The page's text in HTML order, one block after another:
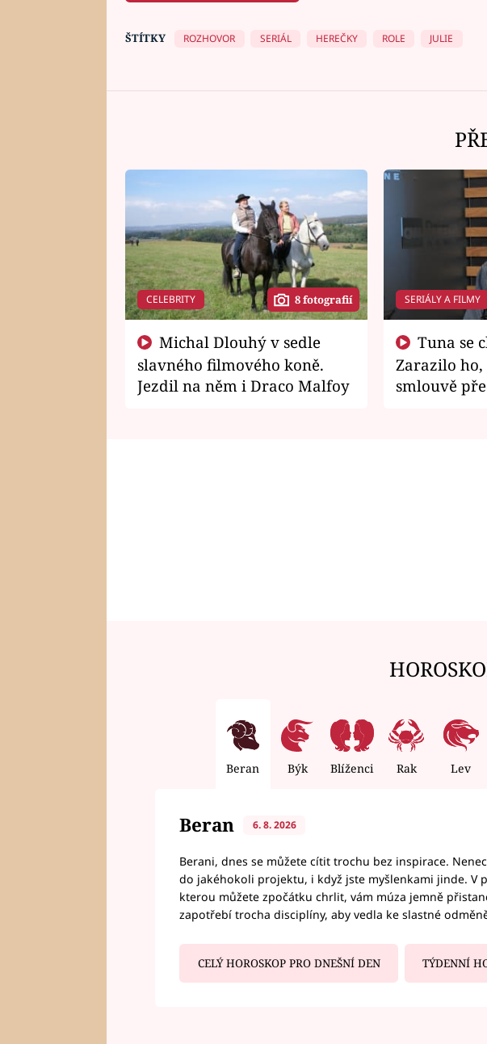
ŠTÍTKY ROZHOVOR SERIÁL HEREČKY ROLE JULIE
CELEBRITY 8 fotografií
slavného filmového koně.
Jezdil na něm i Draco Malfoy
SERIÁLY A FILMY
Zarazilo ho,
smlouvě
Beran Býk Blíženci Rak Lev
Beran 6. 8. 2026
Berani, dnes se můžete cítit trochu bez inspirace.
do jakéhokoli projektu, i když jste myšlenkami jinde. V
kterou můžete zpočátku chrlit, vám múza jemně
zapotřebí trocha disciplíny, aby vedla ke slastné
CELÝ HOROSKOP PRO DNEŠNÍ DEN TÝDENNÍ